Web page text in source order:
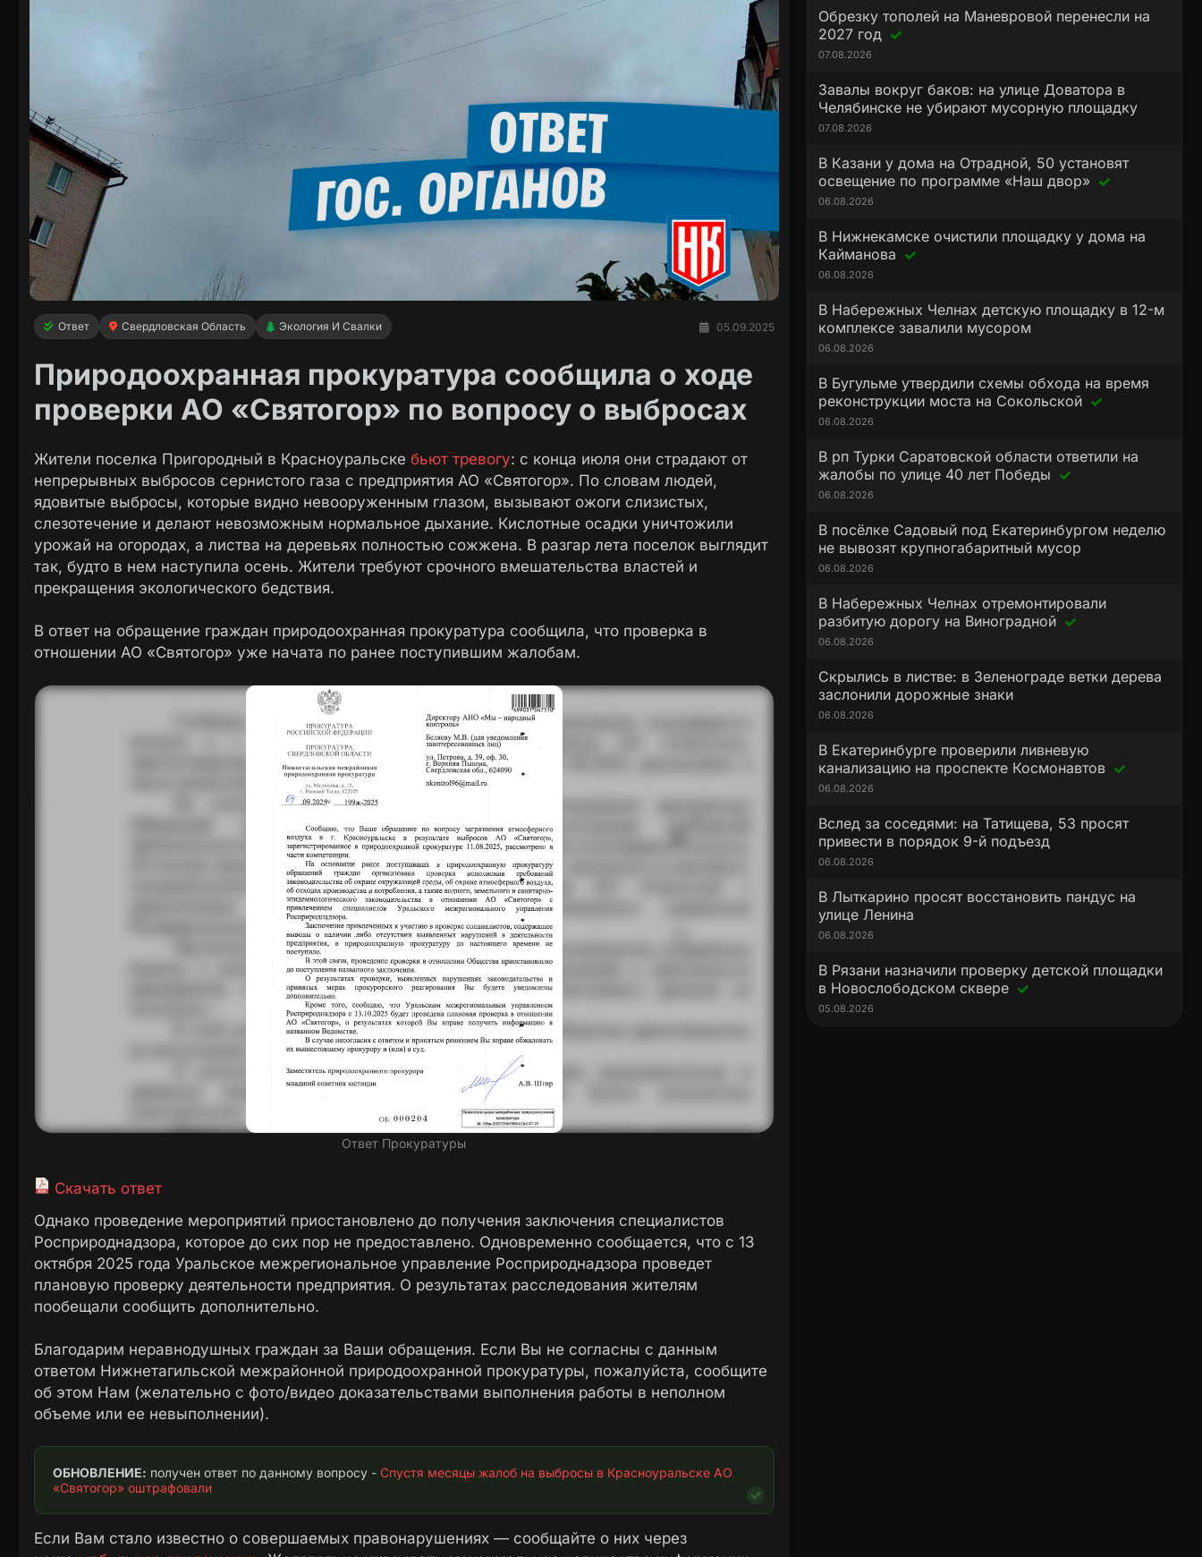
Ответ Свердловская Область Экология И Свалки 05.09.2025
Природоохранная прокуратура сообщила о ходе
проверки АО «Святогор» по вопросу о выбросах
Жители поселка Пригородный в Красноуральске бьют тревогу: с конца июля они страдают от
непрерывных выбросов сернистого газа с предприятия АО «Святогор». По словам людей,
ядовитые выбросы, которые видно невооруженным глазом, вызывают ожоги слизистых,
слезотечение и делают невозможным нормальное дыхание. Кислотные осадки уничтожили
урожай на огородах, а листва на деревьях полностью сожжена. В разгар лета поселок выглядит
так, будто в нем наступила осень. Жители требуют срочного вмешательства властей и
прекращения экологического бедствия.
В ответ на обращение граждан природоохранная прокуратура сообщила, что проверка в
отношении АО «Святогор» уже начата по ранее поступившим жалобам.
Ответ Прокуратуры
Скачать ответ
Однако проведение мероприятий приостановлено до получения заключения специалистов
Росприроднадзора, которое до сих пор не предоставлено. Одновременно сообщается, что с 13
октября 2025 года Уральское межрегиональное управление Росприроднадзора проведет
плановую проверку деятельности предприятия. О результатах расследования жителям
пообещали сообщить дополнительно.
Благодарим неравнодушных граждан за Ваши обращения. Если Вы не согласны с данным
ответом Нижнетагильской межрайонной природоохранной прокуратуры, пожалуйста, сообщите
об этом Нам (желательно с фото/видео доказательствами выполнения работы в неполном
объеме или ее невыполнении).
ОБНОВЛЕНИЕ: получен ответ по данному вопросу - Спустя месяцы жалоб на выбросы в Красноуральске АО
«Святогор» оштрафовали
Если Вам стало известно о совершаемых правонарушениях — сообщайте о них через
Обрезку тополей на Маневровой перенесли на
2027 год
07.08.2026
Завалы вокруг баков: на улице Доватора в
Челябинске не убирают мусорную площадку
07.08.2026
В Казани у дома на Отрадной, 50 установят
освещение по программе «Наш двор»
06.08.2026
В Нижнекамске очистили площадку у дома на
Кайманова
06.08.2026
В Набережных Челнах детскую площадку в 12-м
комплексе завалили мусором
06.08.2026
В Бугульме утвердили схемы обхода на время
реконструкции моста на Сокольской
06.08.2026
В рп Турки Саратовской области ответили на
жалобы по улице 40 лет Победы
06.08.2026
В посёлке Садовый под Екатеринбургом неделю
не вывозят крупногабаритный мусор
06.08.2026
В Набережных Челнах отремонтировали
разбитую дорогу на Виноградной
06.08.2026
Скрылись в листве: в Зеленограде ветки дерева
заслонили дорожные знаки
06.08.2026
В Екатеринбурге проверили ливневую
канализацию на проспекте Космонавтов
06.08.2026
Вслед за соседями: на Татищева, 53 просят
привести в порядок 9-й подъезд
06.08.2026
В Лыткарино просят восстановить пандус на
улице Ленина
06.08.2026
В Рязани назначили проверку детской площадки
в Новослободском сквере
05.08.2026